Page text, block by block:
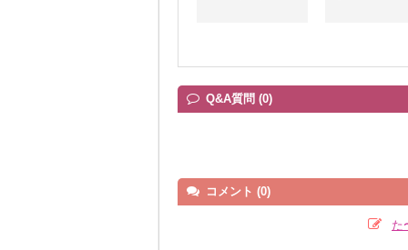
Q&A質問 (0)
コメント (0)
た